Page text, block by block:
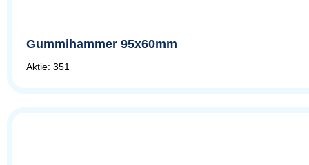
Gummihammer 95x60mm
Aktie: 351